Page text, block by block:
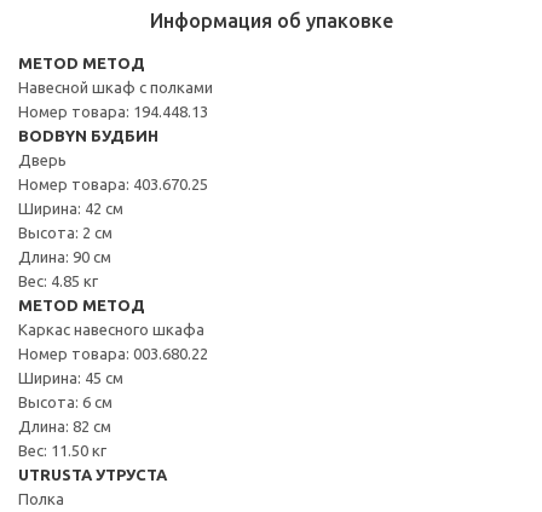
Информация об упаковке
METOD МЕТОД
Навесной шкаф с полками
Номер товара: 194.448.13
BODBYN БУДБИН
Дверь
Номер товара: 403.670.25
Ширина: 42 см
Высота: 2 см
Длина: 90 см
Вес: 4.85 кг
METOD МЕТОД
Каркас навесного шкафа
Номер товара: 003.680.22
Ширина: 45 см
Высота: 6 см
Длина: 82 см
Вес: 11.50 кг
UTRUSTA УТРУСТА
Полка